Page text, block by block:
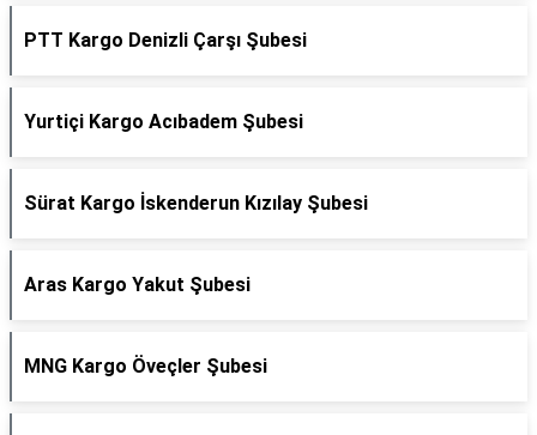
PTT Kargo Denizli Çarşı Şubesi
Yurtiçi Kargo Acıbadem Şubesi
Sürat Kargo İskenderun Kızılay Şubesi
Aras Kargo Yakut Şubesi
MNG Kargo Öveçler Şubesi